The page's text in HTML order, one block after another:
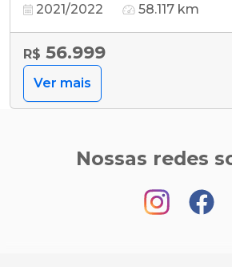
2021/2022 58.117 km
R$ 56.999
Ver mais
Nossas redes